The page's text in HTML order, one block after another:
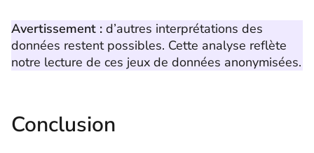
Avertissement : d’autres interprétations des
données restent possibles. Cette analyse reflète
notre lecture de ces jeux de données anonymisées.
Conclusion